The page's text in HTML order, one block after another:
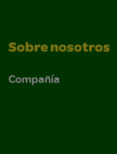
Sobre nosotros
Compañía